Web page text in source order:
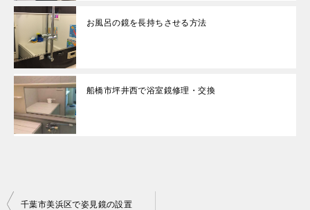
お風呂の鏡を長持ちさせる方法
船橋市坪井西で浴室鏡修理・交換
投
千葉市美浜区で姿見鏡の設置